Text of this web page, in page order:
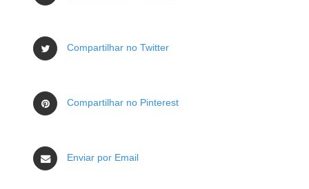
Compartilhar no Twitter
Compartilhar no Pinterest
Enviar por Email